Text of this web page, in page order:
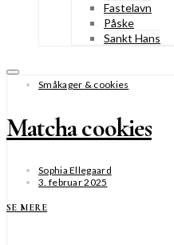
Fastelavn
Påske
Sankt Hans
Småkager & cookies
Matcha cookies
Sophia Ellegaard
3. februar 2025
SE MERE